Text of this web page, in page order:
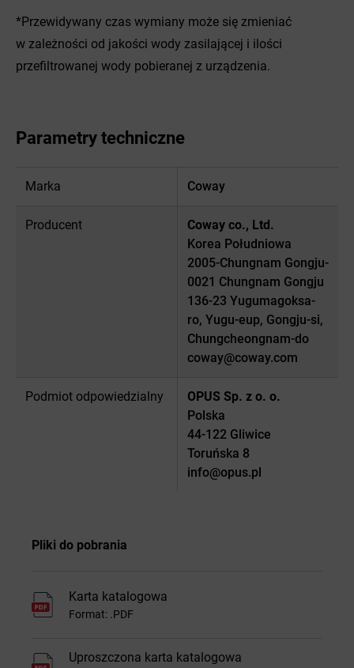
*Przewidywany czas wymiany może się zmieniać
w zależności od jakości wody zasilającej i ilości
przefiltrowanej wody pobieranej z urządzenia.
Parametry techniczne
Marka Coway
Producent
Coway co., Ltd.
Korea Południowa
2005-Chungnam Gongju-
0021 Chungnam Gongju
136-23 Yugumagoksa-
ro, Yugu-eup, Gongju-si,
Chungcheongnam-do
coway@coway.com
Podmiot odpowiedzialny
OPUS Sp. z o. o.
Polska
44-122 Gliwice
Toruńska 8
info@opus.pl
Pliki do pobrania
Karta katalogowa
Format: .PDF
Uproszczona karta katalogowa